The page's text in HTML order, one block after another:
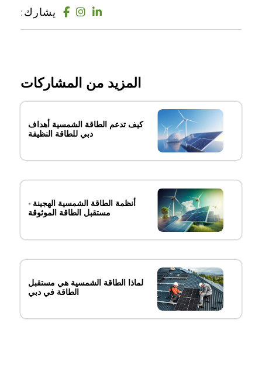
يشارك:
المزيد من المشاركات
كيف تدعم الطاقة الشمسية أهداف
دبي للطاقة النظيفة
أنظمة الطاقة الشمسية الهجينة -
مستقبل الطاقة الموثوقة
لماذا الطاقة الشمسية هي مستقبل
الطاقة في دبي